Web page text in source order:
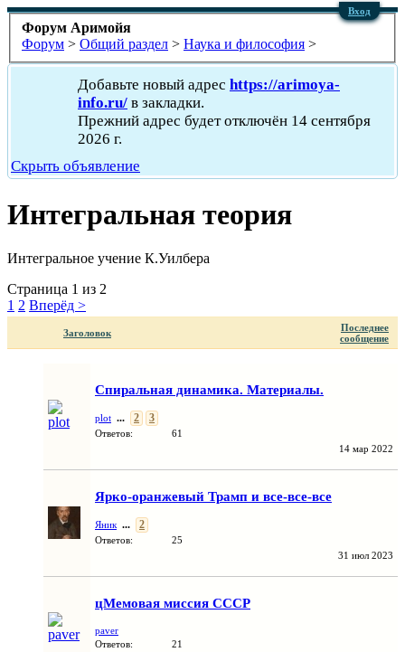
Вход
Форум Аримойя
Форум > Общий раздел > Наука и философия >
Добавьте новый адрес https://arimoya-
info.ru/ в закладки.
Прежний адрес будет отключён 14 сентября
2026 г.
Скрыть объявление
Интегральная теория
Интегральное учение К.Уилбера
Страница 1 из 2
1 2 Вперёд >
Заголовок
Последнее
сообщение
Спиральная динамика. Материалы.
plot ... 2 3
Ответов:
61
14 мар 2022
Ярко-оранжевый Трамп и все-все-все
Яник ... 2
Ответов:
25
31 июл 2023
цМемовая миссия СССР
paver
Ответов:
21